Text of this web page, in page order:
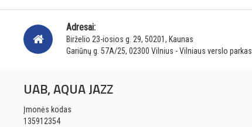
Adresai:
Birželio 23-iosios g. 29, 50201, Kaunas
Gariūnų g. 57A/25, 02300 Vilnius - Vilniaus verslo parkas
UAB, AQUA JAZZ
Įmonės kodas
135912354